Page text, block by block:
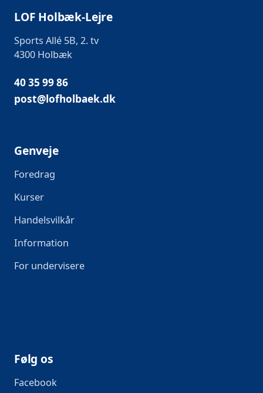
LOF Holbæk-Lejre
Sports Allé 5B, 2. tv
4300 Holbæk
40 35 99 86
post@lofholbaek.dk
Genveje
Foredrag
Kurser
Handelsvilkår
Information
For undervisere
Følg os
Facebook